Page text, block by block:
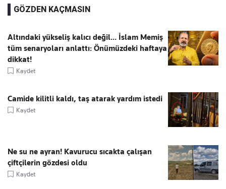
GÖZDEN KAÇMASIN
Altındaki yükseliş kalıcı değil... İslam Memiş
tüm senaryoları anlattı: Önümüzdeki haftaya
dikkat!
Kaydet
Camide kilitli kaldı, taş atarak yardım istedi
Kaydet
Ne su ne ayran! Kavurucu sıcakta çalışan
çiftçilerin gözdesi oldu
Kaydet